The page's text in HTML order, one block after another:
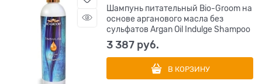
Шампунь питательный Bio-Groom на
основе арганового масла без
сульфатов Argan Oil Indulge Shampoo
3 387 руб.
В КОРЗИНУ